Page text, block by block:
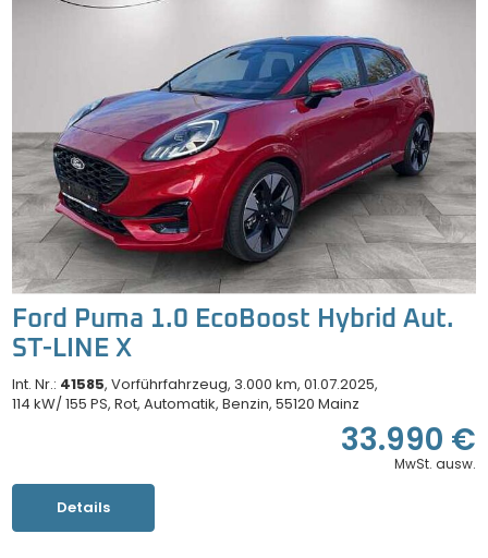
Ford Puma 1.0 EcoBoost Hybrid Aut.
ST-LINE X
Int. Nr.: 41585 Vorführfahrzeug 3.000 km 01.07.2025
114 kW/ 155 PS Rot Automatik Benzin 55120 Mainz
33.990 €
MwSt. ausw.
Details